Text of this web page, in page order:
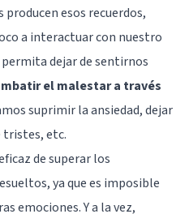
esos recuerdos,
a interactuar con nuestro
dejar de sentirnos
el malestar a través
suprimir la ansiedad, dejar
tristes, etc.
de superar los
ya que es imposible
emociones. Y a la vez,